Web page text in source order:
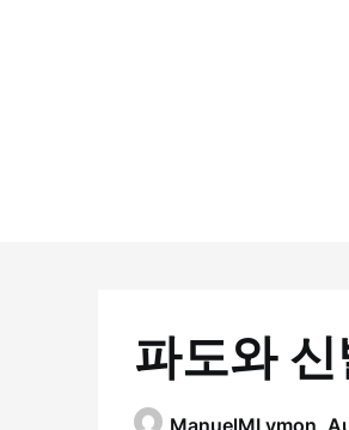
파도와
ManuelMLymon,